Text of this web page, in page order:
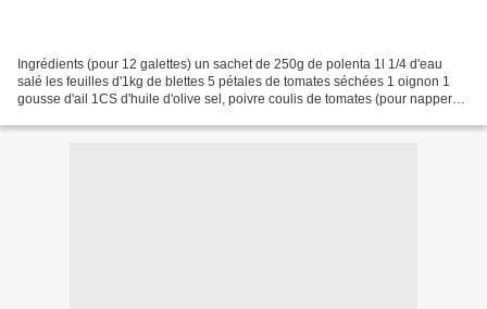
Ingrédients (pour 12 galettes) un sachet de 250g de polenta 1l 1/4 d'eau
salé les feuilles d'1kg de blettes 5 pétales de tomates séchées 1 oignon 1
gousse d'ail 1CS d'huile d'olive sel, poivre coulis de tomates (pour napper